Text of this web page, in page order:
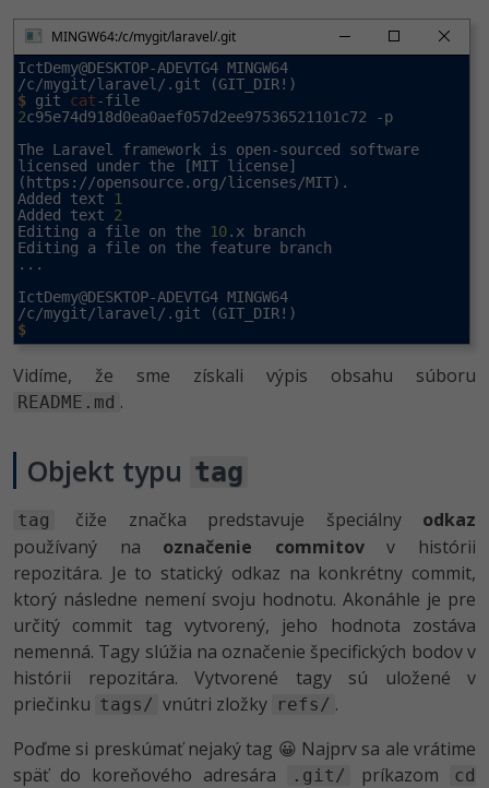
MINGW64:/c/mygit/laravel/.git
IctDemy@DESKTOP-ADEVTG4 MINGW64
$ git cat
2c95e74d918d0ea0aef057d2ee97536521101c72 -p
The Laravel framework is open-sourced software
licensed under the [MIT license]
(https://opensource.org/licenses/MIT).
Added text
1
Added text 2
Editing a file on the
10.x branch
Editing a file on the feature branch
...
IctDemy@DESKTOP-ADEVTG4 MINGW64
$
Vidíme, že sme získali výpis obsahu súboru
README.md .
Objekt typu tag
tag čiže značka predstavuje špeciálny odkaz
používaný na označenie commitovv histórii
repozitára. Je to statický odkaz na konkrétny commit,
ktorý následne nemení svoju hodnotu. Akonáhle je pre
určitý commit tag vytvorený, jeho hodnota zostáva
nemenná. Tagy slúžia na označenie špecifických bodov v
histórii repozitára. Vytvorené tagy sú uložené v
priečinku tags/ vnútri zložky refs/ .
Poďme si preskúmať nejaký tag 😀 Najprv sa ale vrátime
späť do koreňového adresára
.git/ príkazom
cd